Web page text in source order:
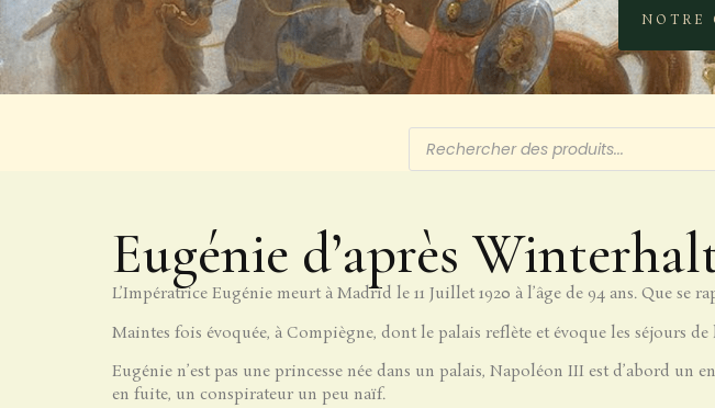
NOTRE
Eugénie d’après
L’Impératrice Eugénie meurt à Madrid le 11 Juillet 1920 à l’âge de 94 ans. Que se
Maintes fois évoquée, à Compiègne, dont le palais reflète et évoque les séjours
Eugénie n’est pas une princesse née dans un palais, Napoléon III est d’abord
en fuite, un conspirateur un peu naïf.